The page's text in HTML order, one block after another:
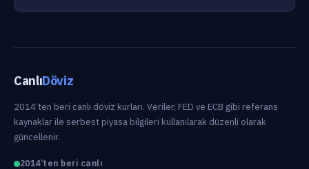
CanlıDöviz
2014’ten beri canlı döviz kurları. Veriler, FED ve ECB gibi referans
kaynaklar ile serbest piyasa bilgileri kullanılarak düzenli olarak
güncellenir.
2014’ten beri canlı